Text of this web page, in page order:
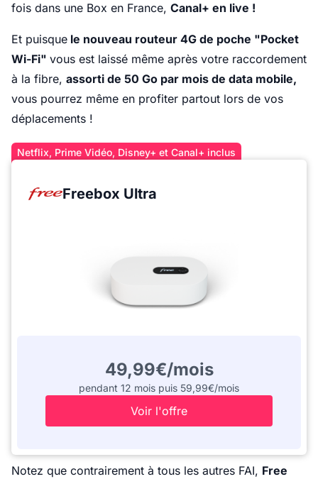
fois dans une Box en France, Canal+ en live !
Et puisque le nouveau routeur 4G de poche "Pocket
Wi-Fi" vous est laissé même après votre raccordement
à la fibre, assorti de 50 Go par mois de data mobile,
vous pourrez même en profiter partout lors de vos
déplacements !
Netflix, Prime Vidéo, Disney+ et Canal+ inclus
Freebox Ultra
49,99€/mois
pendant 12 mois puis 59,99€/mois
Voir l'offre
Notez que contrairement à tous les autres FAI, Free